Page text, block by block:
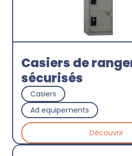
Casiers de
sécurisés
Casiers
Ad equipements
Découvrir